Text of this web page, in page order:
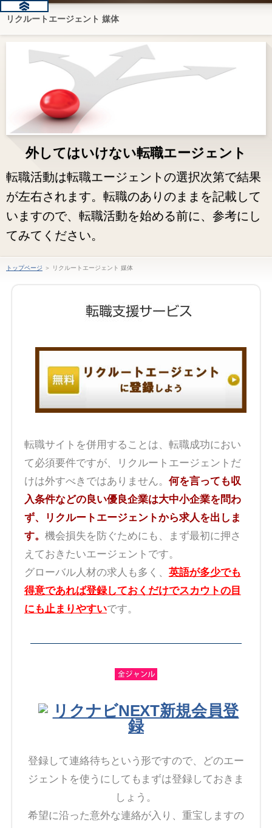
リクルートエージェント 媒体
外してはいけない転職エージェント
転職活動は転職エージェントの選択次第で結果
が左右されます。転職のありのままを記載して
いますので、転職活動を始める前に、参考にし
てみてください。
トップページ ＞ リクルートエージェント 媒体
転職サイトを併用することは、転職成功におい
て必須要件ですが、リクルートエージェントだ
けは外すべきではありません。 何を言っても収
入条件などの良い優良企業は大中小企業を問わ
ず、リクルートエージェントから求人を出しま
す。 機会損失を防ぐためにも、まず最初に押さ
えておきたいエージェントです。
グローバル人材の求人も多く、 英語が多少でも
得意であれば登録しておくだけでスカウトの目
にも止まりやすいです。
リクナビNEXT新規会員登
録
登録して連絡待ちという形ですので、どのエー
ジェントを使うにしてもまずは登録しておきま
しょう。
希望に沿った意外な連絡が入り、重宝しますの